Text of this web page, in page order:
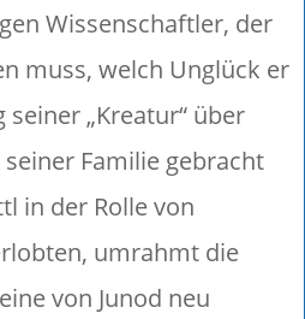
Wissenschaftler, der
muss, welch Unglück er
„Kreatur“ über
Familie gebracht
in der Rolle von
umrahmt die
von Junod neu